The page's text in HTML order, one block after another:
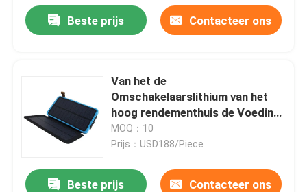
Beste prijs Contacteer ons
Van het de
Omschakelaarslithium van het
hoog rendementhuis de Voeding
van de de Batterijgelijkstroom
Output
MOQ：10
Prijs：USD188/Piece
Beste prijs Contacteer ons